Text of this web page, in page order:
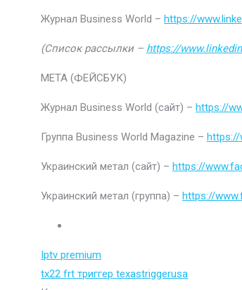
Журнал Business World – https://
(Список рассылки – https://
МЕТА (ФЕЙСБУК)
Журнал Business World (сайт) – https://
Группа Business World Magazine – https://
Украинский метал (сайт) – https://
Украинский метал (группа) – https://
Iptv premium
tx22 frt триггер texastriggerusa